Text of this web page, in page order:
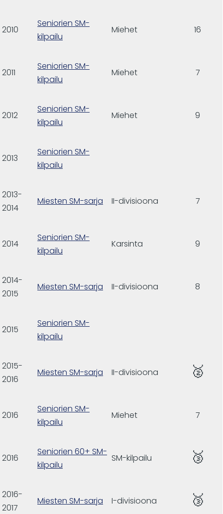
2010
Seniorien SM-
kilpailu
Miehet 16
2011
Seniorien SM-
kilpailu
Miehet 7
2012
Seniorien SM-
kilpailu
Miehet 9
2013
Seniorien SM-
kilpailu
2013-
2014
Miesten SM-sarja II-divisioona 7
2014
Seniorien SM-
kilpailu
Karsinta 9
2014-
2015
Miesten SM-sarja II-divisioona 8
2015
Seniorien SM-
kilpailu
2015-
2016
Miesten SM-sarja II-divisioona 🥈
2016
Seniorien SM-
kilpailu
Miehet 7
2016
Seniorien 60+ SM-
kilpailu
SM-kilpailu 🥉
2016-
2017
Miesten SM-sarja I-divisioona 🥉